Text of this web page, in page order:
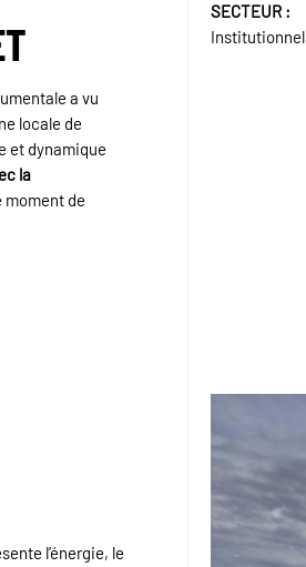
a vu
locale de
et dynamique
la
moment de
SECTEUR :
Institutionnel
l’énergie, le